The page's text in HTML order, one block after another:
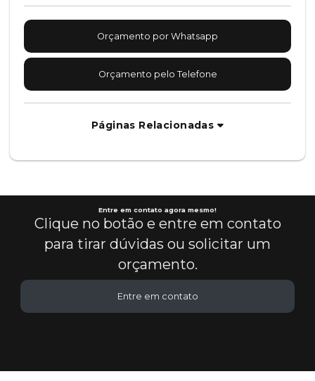
Orçamento por Whatsapp
Orçamento pelo Telefone
Páginas Relacionadas
Entre em contato agora mesmo!
Clique no botão e entre em contato
para tirar dúvidas ou solicitar um
orçamento.
Entre em contato